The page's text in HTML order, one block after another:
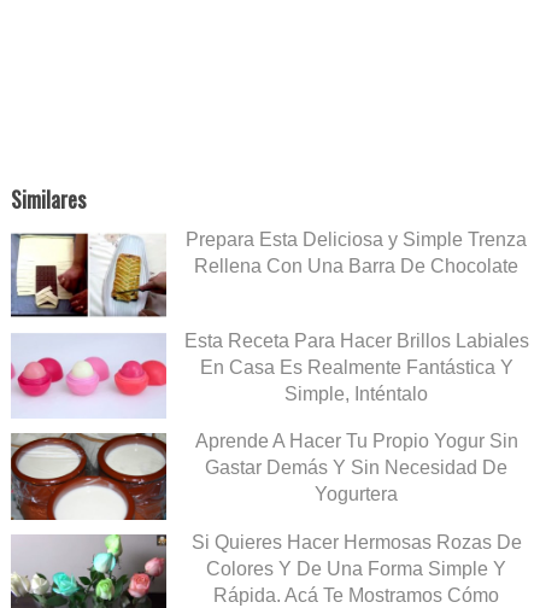
Similares
Prepara Esta Deliciosa y Simple Trenza
Rellena Con Una Barra De Chocolate
Esta Receta Para Hacer Brillos Labiales
En Casa Es Realmente Fantástica Y
Simple, Inténtalo
Aprende A Hacer Tu Propio Yogur Sin
Gastar Demás Y Sin Necesidad De
Yogurtera
Si Quieres Hacer Hermosas Rozas De
Colores Y De Una Forma Simple Y
Rápida. Acá Te Mostramos Cómo